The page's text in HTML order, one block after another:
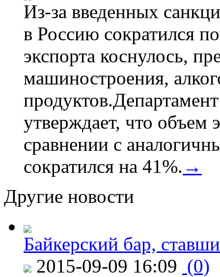
Из-за введенных
в Россию сократился
экспорта коснулось,
машиностроения,
утверждает, что объем
сравнении с
сократился на 41%. →
Другие новости
Байкерский бар,
2015-09-09 16:09 (0)